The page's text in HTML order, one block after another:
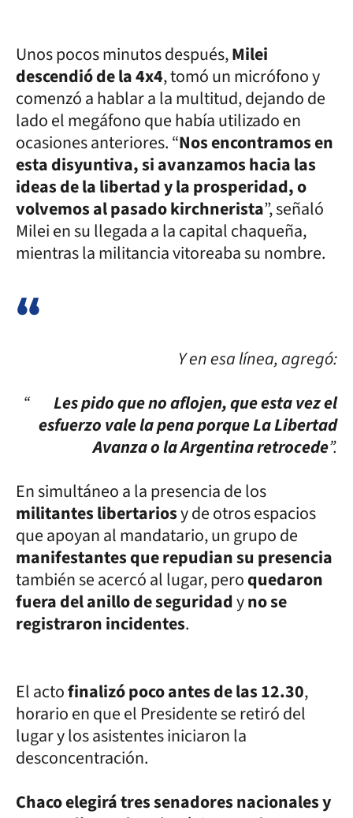
Unos pocos minutos después,Milei
descendió de la 4x4, tomó un micrófono y
comenzó a hablar a la multitud, dejando de
lado el megáfono que había utilizado en
ocasiones anteriores. “Nos encontramos en
esta disyuntiva, si avanzamos hacia las
ideas de la libertad y la prosperidad, o
volvemos al pasado kirchnerista”, señaló
Milei en su llegada a la capital chaqueña,
mientras la militancia vitoreaba su nombre.
Y en esa línea, agregó:
“
Les pido que no aflojen, que esta vez el
esfuerzo vale la pena porque La Libertad
Avanza o la Argentina retrocede”.
En simultáneo a la presencia de los
militantes libertariosy de otros espacios
que apoyan al mandatario, un grupo de
manifestantes que repudian su presencia
también se acercó al lugar, peroquedaron
fuera del anillo de seguridadyno se
registraron incidentes.
El actofinalizó poco antes de las 12.30,
horario en que el Presidente se retiró del
lugar y los asistentes iniciaron la
desconcentración.
Chaco elegirá tres senadores nacionales y